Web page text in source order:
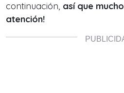
continuación, así que
atención!